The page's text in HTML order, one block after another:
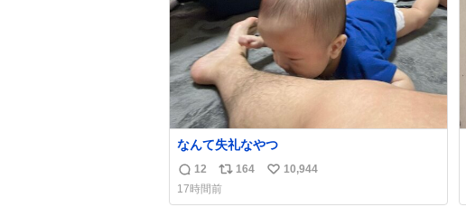
なんて失礼なやつ
返
信
12
リ
ポ
164
い
10,944
17時間前